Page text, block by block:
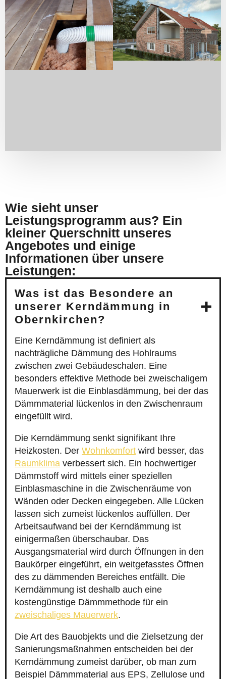
Wie sieht unser
Leistungsprogramm aus? Ein
kleiner Querschnitt unseres
Angebotes und einige
Informationen über unsere
Leistungen:
Was ist das Besondere an
unserer Kerndämmung in
Obernkirchen?
Eine Kerndämmung ist definiert als
nachträgliche Dämmung des Hohlraums
zwischen zwei Gebäudeschalen. Eine
besonders effektive Methode bei zweischaligem
Mauerwerk ist die Einblasdämmung, bei der das
Dämmmaterial lückenlos in den Zwischenraum
eingefüllt wird.
Die Kerndämmung senkt signifikant Ihre
Heizkosten. Der Wohnkomfort wird besser, das
Raumklima verbessert sich. Ein hochwertiger
Dämmstoff wird mittels einer speziellen
Einblasmaschine in die Zwischenräume von
Wänden oder Decken eingegeben. Alle Lücken
lassen sich zumeist lückenlos auffüllen. Der
Arbeitsaufwand bei der Kerndämmung ist
einigermaßen überschaubar. Das
Ausgangsmaterial wird durch Öffnungen in den
Baukörper eingeführt, ein weitgefasstes Öffnen
des zu dämmenden Bereiches entfällt. Die
Kerndämmung ist deshalb auch eine
kostengünstige Dämmmethode für ein
zweischaliges Mauerwerk.
Die Art des Bauobjekts und die Zielsetzung der
Sanierungsmaßnahmen entscheiden bei der
Kerndämmung zumeist darüber, ob man zum
Beispiel Dämmmaterial aus EPS, Zellulose und